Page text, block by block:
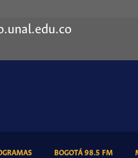
(CURRENT)BOGOTÁ 98.5 FM